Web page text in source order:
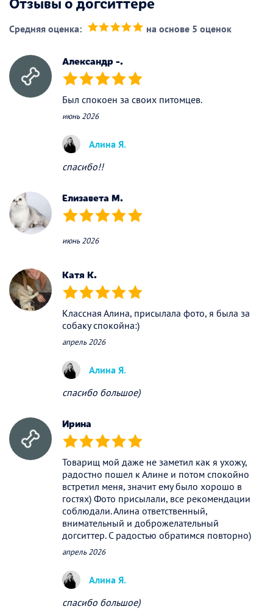
Средняя оценка: на основе 5 оценок
Александр -.
(*) (*) (*) (*) (*)
Был спокоен за своих питомцев.
июнь 2026
Алина Я.
спасибо!!
Елизавета М.
(*) (*) (*) (*) (*)
июнь 2026
Катя К.
(*) (*) (*) (*) (*)
Классная Алина, присылала фото, я была за
собаку спокойна:)
апрель 2026
Алина Я.
спасибо большое)
Ирина
(*) (*) (*) (*) (*)
Товарищ мой даже не заметил как я ухожу,
радостно пошел к Алине и потом спокойно
встретил меня, значит ему было хорошо в
гостях) Фото присылали, все рекомендации
соблюдали. Алина ответственный,
внимательный и доброжелательный
догситтер. С радостью обратимся повторно)
апрель 2026
Алина Я.
спасибо большое)